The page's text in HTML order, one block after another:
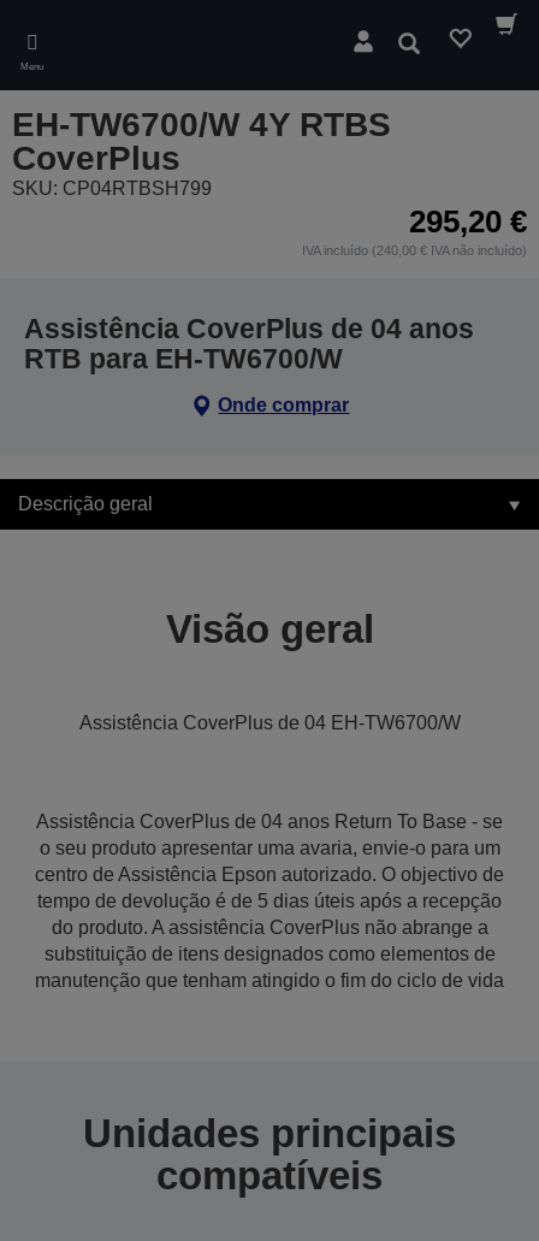
main
content
Menu
Pesquisar
EH-TW6700/W 4Y RTBS
CoverPlus
SKU: CP04RTBSH799
295,20 €
IVA incluído (240,00 € IVA não incluído)
Assistência CoverPlus de 04 anos
RTB para EH-TW6700/W
Onde comprar
Descrição geral
Visão geral
Assistência CoverPlus de 04 EH-TW6700/W
Assistência CoverPlus de 04 anos Return To Base - se
o seu produto apresentar uma avaria, envie-o para um
centro de Assistência Epson autorizado. O objectivo de
tempo de devolução é de 5 dias úteis após a recepção
do produto. A assistência CoverPlus não abrange a
substituição de itens designados como elementos de
manutenção que tenham atingido o fim do ciclo de vida
Unidades principais
compatíveis